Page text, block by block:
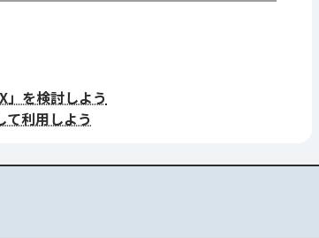
」を検討しよう
利用しよう